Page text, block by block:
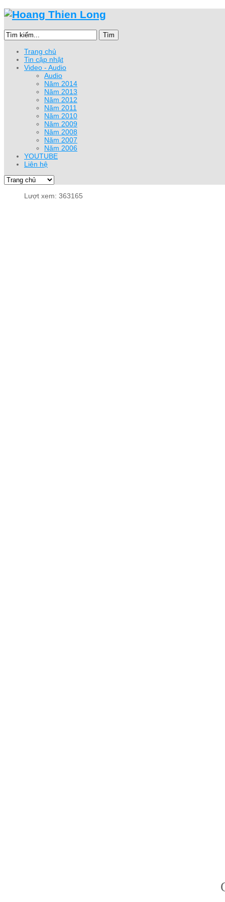
Tìm
Trang chủ
Tin cập nhật
Video - Audio
Audio
Năm 2014
Năm 2013
Năm 2012
Năm 2011
Năm 2010
Năm 2009
Năm 2008
Năm 2007
Năm 2006
YOUTUBE
Liên hệ
Lượt xem: 363165